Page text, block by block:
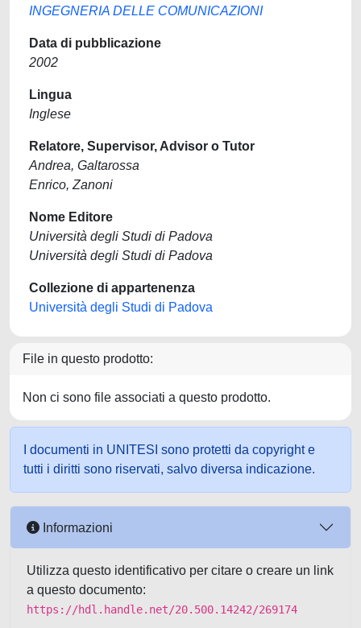
INGEGNERIA DELLE COMUNICAZIONI
Data di pubblicazione
2002
Lingua
Inglese
Relatore, Supervisor, Advisor o Tutor
Andrea, Galtarossa
Enrico, Zanoni
Nome Editore
Università degli Studi di Padova
Università degli Studi di Padova
Collezione di appartenenza
Università degli Studi di Padova
File in questo prodotto:
Non ci sono file associati a questo prodotto.
I documenti in UNITESI sono protetti da copyright e
tutti i diritti sono riservati, salvo diversa indicazione.
Informazioni
Utilizza questo identificativo per citare o creare un link
a questo documento:
https://hdl.handle.net/20.500.14242/269174